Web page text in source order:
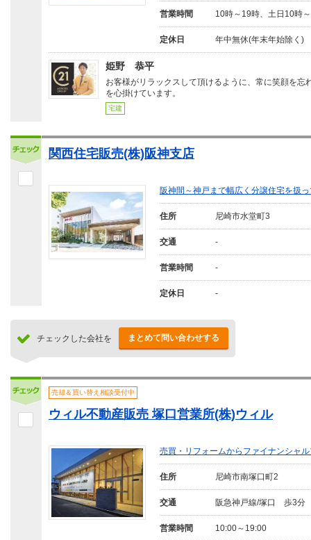
営業時間 10時～19時、土日10時
定休日 年中無休(年末年始除く)
姫野 恭平
お客様がリラックスして頂けるように、常に笑顔を忘
を心掛けています。
宅建
関西住宅販売(株)阪神支店
阪神間～神戸まで幅広く分譲住宅を扱
住所 尼崎市水堂町3
交通 -
営業時間 -
定休日 -
チェックした会社を まとめて問い合わせする
売却＆買い替え相談受付中
ウィル不動産販売 塚口営業所(株)ウィル
売買・リフォームからファイナンシャ
住所 尼崎市南塚口町2
交通 阪急神戸線/塚口 歩3分
営業時間 10:00～19:00